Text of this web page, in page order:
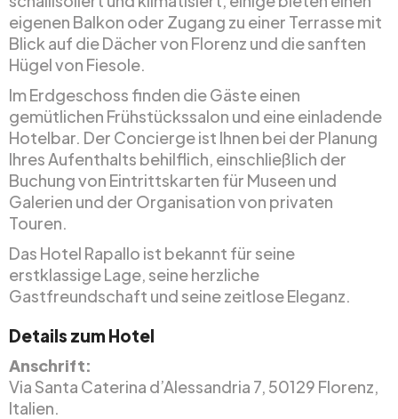
eigenen Balkon oder Zugang zu einer Terrasse mit
Blick auf die Dächer von Florenz und die sanften
Hügel von Fiesole.
Im Erdgeschoss finden die Gäste einen
gemütlichen Frühstückssalon und eine einladende
Hotelbar. Der Concierge ist Ihnen bei der Planung
Ihres Aufenthalts behilflich, einschließlich der
Buchung von Eintrittskarten für Museen und
Galerien und der Organisation von privaten
Touren.
Das Hotel Rapallo ist bekannt für seine
erstklassige Lage, seine herzliche
Gastfreundschaft und seine zeitlose Eleganz.
Details zum Hotel
Anschrift:
Via Santa Caterina d’Alessandria 7, 50129 Florenz,
Italien.